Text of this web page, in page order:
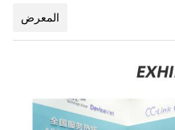
المعرض